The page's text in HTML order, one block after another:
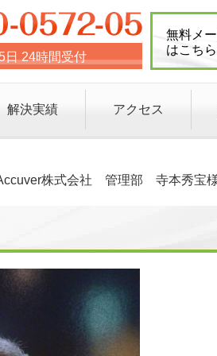
日 24時間受付
無料メ
はこち
解決実績 アクセス
株式会社 管理部 寺本秀宝